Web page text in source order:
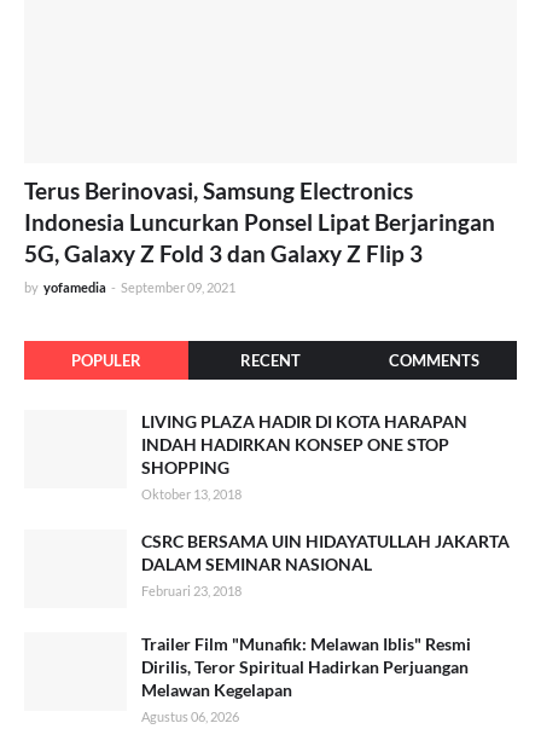
Terus Berinovasi, Samsung Electronics
Indonesia Luncurkan Ponsel Lipat Berjaringan
5G, Galaxy Z Fold 3 dan Galaxy Z Flip 3
by yofamedia - September 09, 2021
POPULER RECENT COMMENTS
LIVING PLAZA HADIR DI KOTA HARAPAN
INDAH HADIRKAN KONSEP ONE STOP
SHOPPING
Oktober 13, 2018
CSRC BERSAMA UIN HIDAYATULLAH JAKARTA
DALAM SEMINAR NASIONAL
Februari 23, 2018
Trailer Film "Munafik: Melawan Iblis" Resmi
Dirilis, Teror Spiritual Hadirkan Perjuangan
Melawan Kegelapan
Agustus 06, 2026